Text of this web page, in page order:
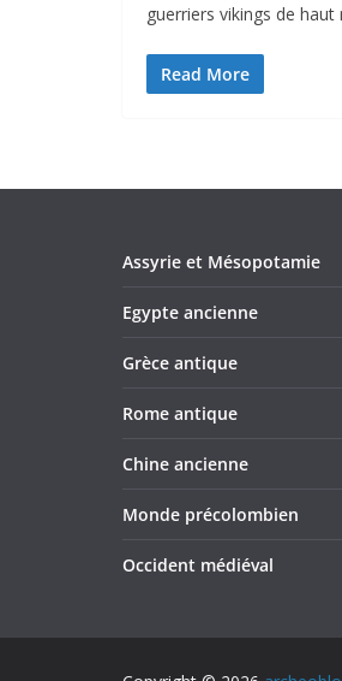
guerriers vikings de haut
Read More
Assyrie et Mésopotamie
Egypte ancienne
Grèce antique
Rome antique
Chine ancienne
Monde précolombien
Occident médiéval